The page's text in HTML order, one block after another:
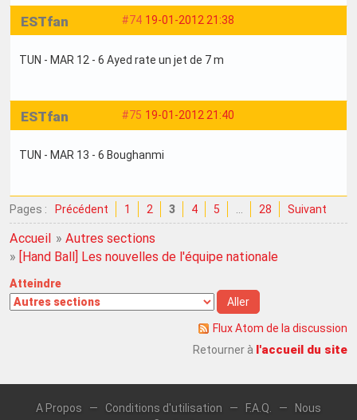
#74 19-01-2012 21:38
ESTfan
TUN - MAR 12 - 6 Ayed rate un jet de 7 m
#75 19-01-2012 21:40
ESTfan
TUN - MAR 13 - 6 Boughanmi
Pages : Précédent 1 2 3 4 5 28 Suivant
Accueil »Autres sections
» [Hand Ball] Les nouvelles de l'équipe nationale
Atteindre
Flux Atom de la discussion
Retourner à l'accueil du site
A Propos — Conditions d'utilisation — F.A.Q. —
Nous